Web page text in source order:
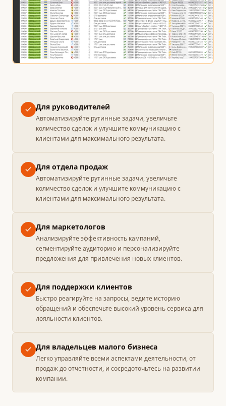
Для руководителей
Автоматизируйте рутинные задачи, увеличьте
количество сделок и улучшите коммуникацию с
клиентами для максимального результата.
Для отдела продаж
Автоматизируйте рутинные задачи, увеличьте
количество сделок и улучшите коммуникацию с
клиентами для максимального результата.
Для маркетологов
Анализируйте эффективность кампаний,
сегментируйте аудиторию и персонализируйте
предложения для привлечения новых клиентов.
Для поддержки клиентов
Быстро реагируйте на запросы, ведите историю
обращений и обеспечьте высокий уровень сервиса для
лояльности клиентов.
Для владельцев малого бизнеса
Легко управляйте всеми аспектами деятельности, от
продаж до отчетности, и сосредоточьтесь на развитии
компании.